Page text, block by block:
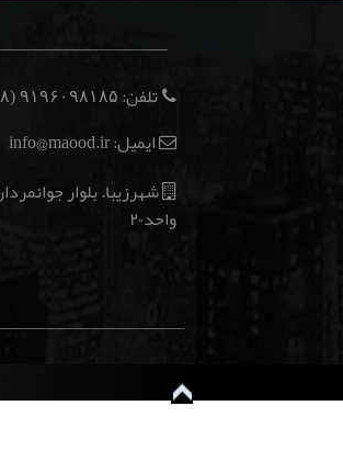
تلفن: ۹۱۹۶۰۹۸۱۸۵ (۹۸+)
ایمیل: info@maood.ir
واحد۲۰